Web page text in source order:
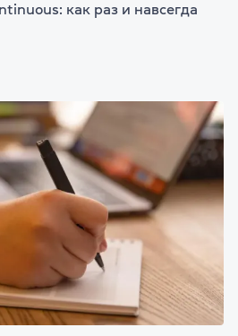
как раз и навсегда